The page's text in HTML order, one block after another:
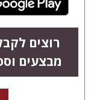
רוצים
מבצעים